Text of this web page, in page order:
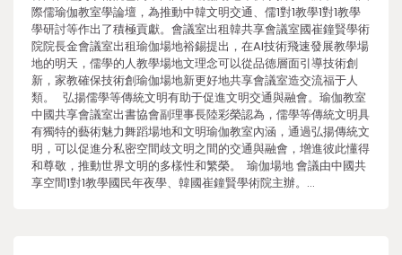
際儒瑜伽教室學論壇，為推動中韓文明交通、儒1對1教學1對1教學
學研討等作出了積極貢獻。會議室出租韓共享會議室國崔鐘賢學術
院院長金會議室出租瑜伽場地裕錫提出，在AI技術飛速發展教學場
地的明天，儒學的人教學場地文理念可以從品德層面引導技術創
新，家教確保技術創瑜伽場地新更好地共享會議室造交流福于人
類。 弘揚儒學等傳統文明有助于促進文明交通與融會。瑜伽教室
中國共享會議室出書協會副理事長陸彩榮認為，儒學等傳統文明具
有獨特的藝術魅力舞蹈場地和文明瑜伽教室內涵，通過弘揚傳統文
明，可以促進分私密空間歧文明之間的交通與融會，增進彼此懂得
和尊敬，推動世界文明的多樣性和繁榮。 瑜伽場地 會議由中國共
享空間1對1教學國民年夜學、韓國崔鐘賢學術院主辦。…